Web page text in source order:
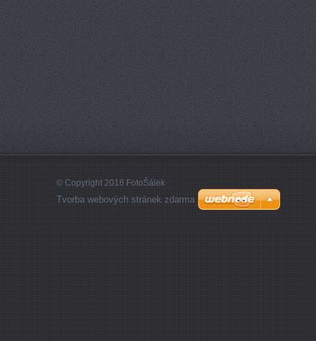
© Copyright 2016 FotoŠálek
Tvorba webových stránek zdarma